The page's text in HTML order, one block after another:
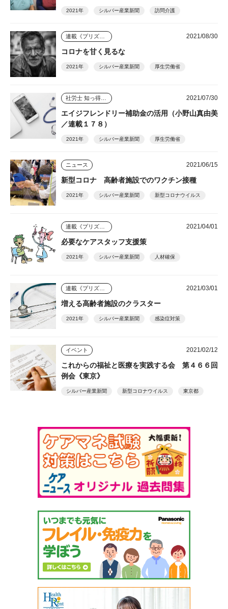
2021年 シルバー産業新聞 訪問介護
2021/08/30
コロナを甘く見るな
2021年 シルバー産業新聞 厚生労働省
2021/07/30
エイジフレンドリー補助金の活用（小野山真由美
／連載１７８）
2021年 シルバー産業新聞 厚生労働省
ニュース 2021/06/15
新型コロナ 高齢者施設でのワクチン接種
2021年 シルバー産業新聞 新型コロナウイルス
2021/04/01
必要なケアスタッフ支援策
2021年 シルバー産業新聞 人材確保
2021/03/01
増える高齢者施設のクラスター
2021年 シルバー産業新聞 感染症対策
イベント 2021/02/12
これからの福祉と医療を実践する会 第４６６回
例会《東京》
シルバー産業新聞 新型コロナウイルス 東京都